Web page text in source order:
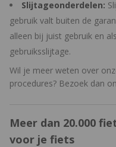
Slijtageonderdelen:
gebruik valt buiten de
alleen bij juist gebruik en
gebruiksslijtage.
Wil je meer weten over
procedures? Bezoek dan
Meer dan 20.000
voor je fiets